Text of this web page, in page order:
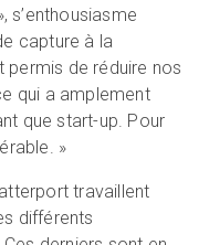
s’enthousiasme
capture à la
de réduire nos
qui a amplement
que start-up. Pour
»
travaillent
différents